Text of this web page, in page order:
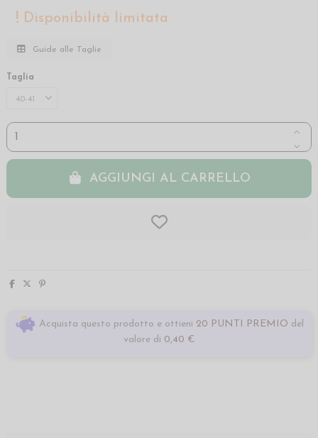
Disponibilità limitata
Guide alle Taglie
Taglia
AGGIUNGI AL CARRELLO
Acquista questo prodotto e ottieni 20 PUNTI PREMIO del
valore di 0,40 €